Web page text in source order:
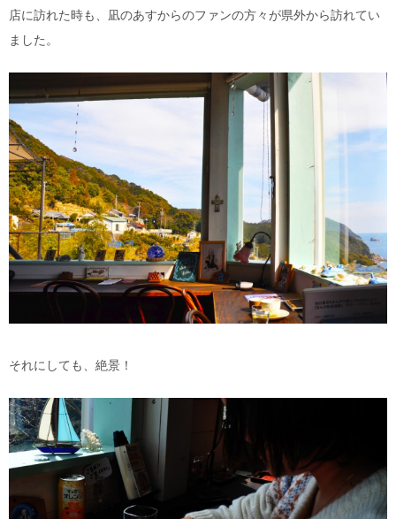
店に訪れた時も、凪のあすからのファンの方々が県外から訪れてい
ました。
それにしても、絶景！